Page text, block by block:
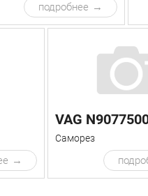
подробнее
VAG
Саморез